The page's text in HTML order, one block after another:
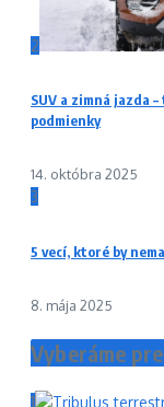
2
SUV a zimná jazda
podmienky
14. októbra 2025
3
5 vecí, ktoré by
8. mája 2025
Vyberáme
1